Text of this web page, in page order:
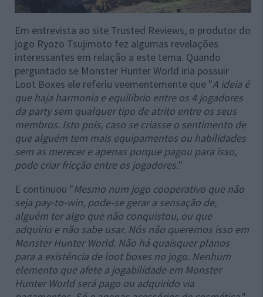
Em entrevista ao site Trusted Reviews, o produtor do
jogo Ryozo Tsujimoto fez algumas revelações
interessantes em relação a este tema. Quando
perguntado se Monster Hunter World iria possuir
Loot Boxes ele referiu veementemente que "A ideia é
que haja harmonia e equilíbrio entre os 4 jogadores
da party sem qualquer tipo de atrito entre os seus
membros. Isto pois, caso se criasse o sentimento de
que alguém tem mais equipamentos ou habilidades
sem as merecer e apenas porque pagou para isso,
pode criar fricção entre os jogadores."
E continuou "Mesmo num jogo cooperativo que não
seja pay-to-win, pode-se gerar a sensação de,
alguém ter algo que não conquistou, ou que
adquiriu e não sabe usar. Nós não queremos isso em
Monster Hunter World. Não há quaisquer planos
para a existência de loot boxes no jogo. Nenhum
elemento que afete a jogabilidade em Monster
Hunter World será pago ou adquirido via